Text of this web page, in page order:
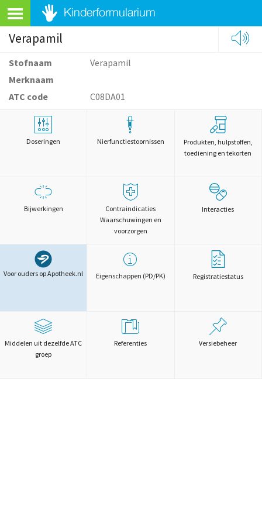
Verapamil
Stofnaam
Verapamil
Merknaam
ATC code
C08DA01
Doseringen Nierfunctiestoornissen
Produkten, hulpstoffen,
toediening en tekorten
Bijwerkingen
Contraindicaties
Waarschuwingen en
voorzorgen
Interacties
Voor ouders op Apotheek.nl Eigenschappen (PD/PK) Registratiestatus
Middelen uit dezelfde ATC
groep
Referenties Versiebeheer